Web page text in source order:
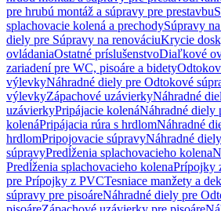
pre hrubú montáž a súpravy pre prestavbu
splachovacie kolená a prechodySúpravy
diely pre Súpravy na renováciuKrycie
ovládaniaOstatné príslušenstvoDiaľkové
zariadení pre WC, pisoáre a bidety
výlevkyNáhradné diely pre Odtokové
výlevkyZápachové uzávierkyNáhradné
uzávierkyPripájacie kolenáNáhradné diely
kolenáPripájacia rúra s hrdlomNáhradné
hrdlomPripojovacie súpravyNáhradné
súpravyPredĺženia splachovacieho kolena
Predĺženia splachovacieho kolenaPrípojky
pre Prípojky z PVCTesniace manžety a
súpravy pre pisoáreNáhradné diely pre